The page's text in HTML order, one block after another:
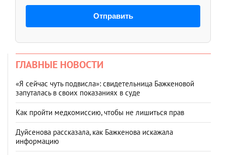
Отправить
ГЛАВНЫЕ НОВОСТИ
«Я сейчас чуть подвисла»: свидетельница Бажкеновой
запуталась в своих показаниях в суде
Как пройти медкомиссию, чтобы не лишиться прав
Дуйсенова рассказала, как Бажкенова искажала
информацию